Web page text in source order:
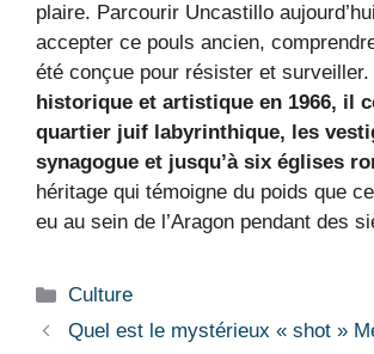
plaire. Parcourir Uncastillo
accepter ce pouls ancien,
été conçue pour résister et surveiller.
historique et artistique en 1966, il
quartier juif labyrinthique, les
synagogue et jusqu’à six églises
héritage qui témoigne du poids que
eu au sein de l’Aragon pendant des
Catégories
Culture
Quel est le mystérieux « shot »